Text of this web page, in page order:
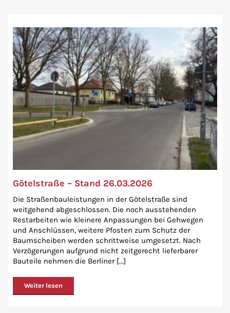
Götelstraße – Stand 26.03.2026
Die Straßenbauleistungen in der Götelstraße sind
weitgehend abgeschlossen. Die noch ausstehenden
Restarbeiten wie kleinere Anpassungen bei Gehwegen
und Anschlüssen, weitere Pfosten zum Schutz der
Baumscheiben werden schrittweise umgesetzt. Nach
Verzögerungen aufgrund nicht zeitgerecht lieferbarer
Bauteile nehmen die Berliner [...]
Weiter lesen